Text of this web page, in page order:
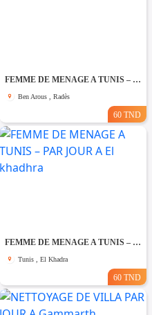
FEMME DE MENAGE A TUNIS – PAR JOUR A Rades
Ben Arous , Radès
60 TND
FEMME DE MENAGE A TUNIS – PAR JOUR A El khadhra
Tunis , El Khadra
60 TND